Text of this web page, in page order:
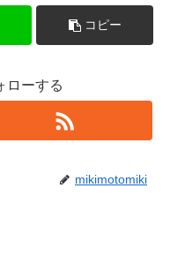
コピー
ローする
mikimotomiki